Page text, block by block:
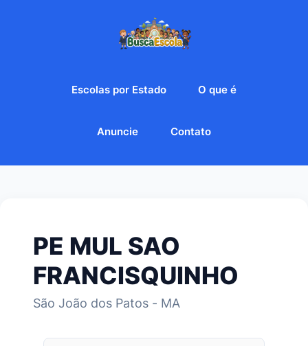
Escolas por Estado O que é
Anuncie Contato
PE MUL SAO
FRANCISQUINHO
São João dos Patos - MA